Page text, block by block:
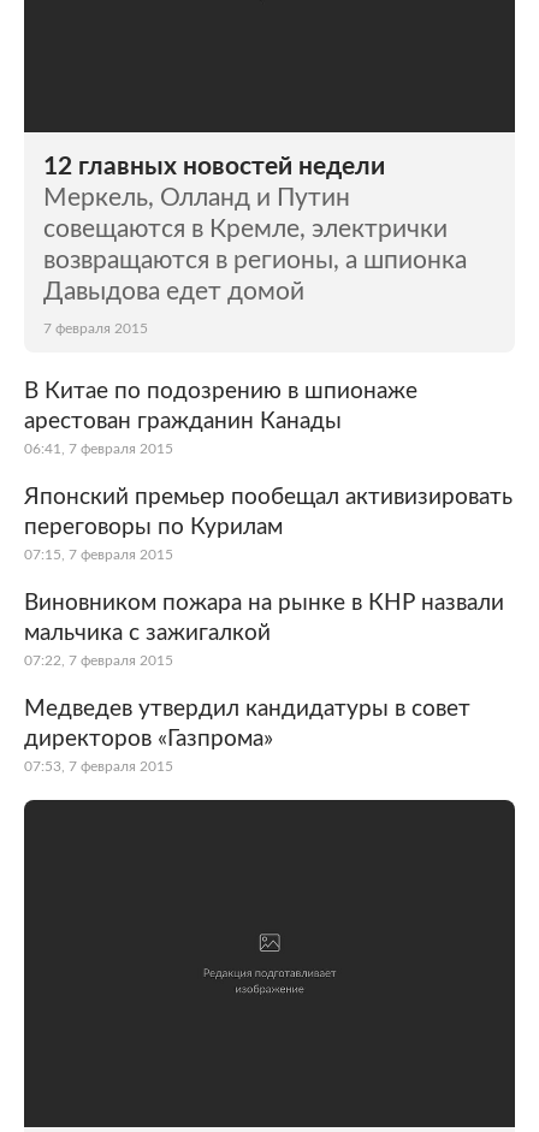
12 главных новостей недели
Меркель, Олланд и Путин
совещаются в Кремле, электрички
возвращаются в регионы, а шпионка
Давыдова едет домой
7 февраля 2015
В Китае по подозрению в шпионаже
арестован гражданин Канады
06:41, 7 февраля 2015
Японский премьер пообещал активизировать
переговоры по Курилам
07:15, 7 февраля 2015
Виновником пожара на рынке в КНР назвали
мальчика с зажигалкой
07:22, 7 февраля 2015
Медведев утвердил кандидатуры в совет
директоров «Газпрома»
07:53, 7 февраля 2015